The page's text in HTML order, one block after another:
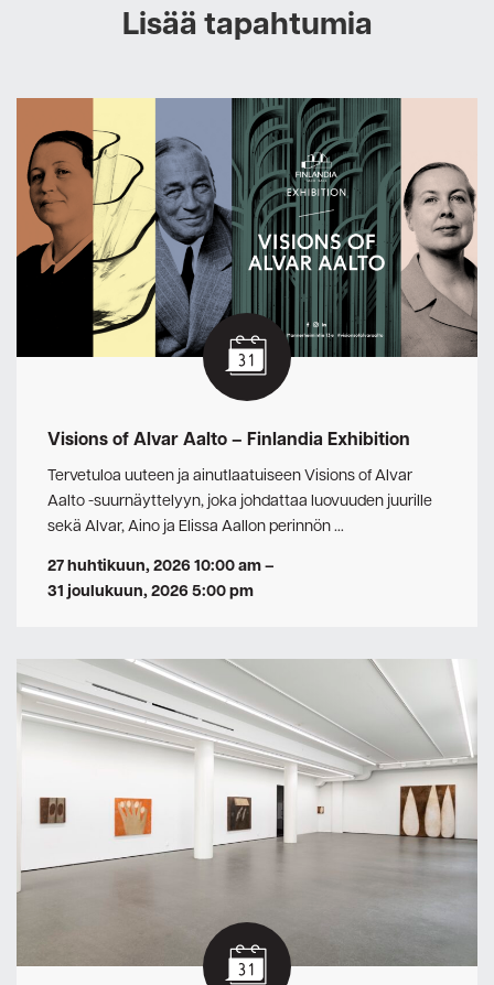
Lisää tapahtumia
Visions of Alvar Aalto – Finlandia Exhibition
Tervetuloa uuteen ja ainutlaatuiseen Visions of Alvar
Aalto -suurnäyttelyyn, joka johdattaa luovuuden juurille
sekä Alvar, Aino ja Elissa Aallon perinnön …
27 huhtikuun, 2026 10:00 am–
31 joulukuun, 2026 5:00 pm